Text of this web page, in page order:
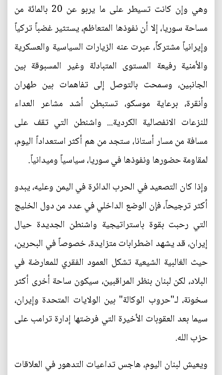
وهي وإن كانت تسيطر على ما يربو عن 20 بالمائة من
مساحة سوريا، إلا أن نفوذها المتعاظم، يستثير غضباً تركياً
وإيرانياً مشتركاً، عبرت عنه الزيارات السياسية والعسكرية
والأمنية رفيعة المستوى المتبادلة وغير المسبوقة بين
الجانبين، وسمحت بالتوصل إلى تفاهمات بين طهران
وأنقرة، برعاية موسكو، تستبطن أشد مشاعر العداء
للنزعات الانفصالية الكردية... واشنطن التي تقف على
مسافة من مسار أستانا، ستجد من هم أكثر استعداداً اليوم،
لمقاومة حضورها ونفوذها في سوريا، سياسياً وميدانياً.
وإذا كان التصعيد في الحرب الدائرة في اليمن وعليه، يبدو
أكثر ترجيحاً، فإن الوضع الداخلي في عدد من دول الخليج
التي رحبت بقوة باستراتيجية واشنطن الجديدة حيال
إيران، قد يشهد اضطرابات متزايدة، خصوصاً في البحرين،
حيث الغالبية الشيعية تشكل العمود الفقري للمعارضة في
البلاد، لكن لبنان بنظر المراقبين، سيكون ساحة أخرى أكثر
سخونة، لـ"حروب الوكالة" بين الولايات المتحدة وإيران،
سيما بعد العقوبات الأخيرة التي فرضتها إدارة ترامب على
حزب الله.
ويعيش لبنان اليوم، هاجس تداعيات التدهور في العلاقات